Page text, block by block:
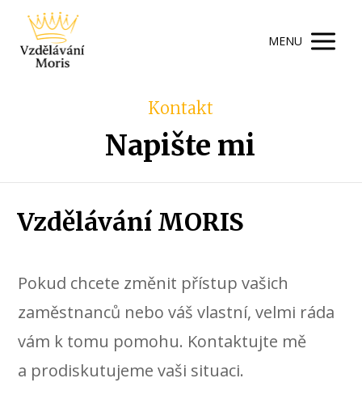
MENU
Kontakt
Napište mi
Vzdělávání MORIS
Pokud chcete změnit přístup vašich
zaměstnanců nebo váš vlastní, velmi ráda
vám k tomu pomohu. Kontaktujte mě
a prodiskutujeme vaši situaci.